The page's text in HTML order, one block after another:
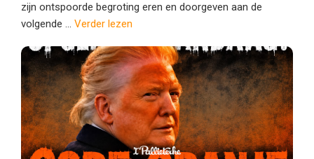
zijn ontspoorde begroting eren en doorgeven aan de
volgende ... Verder lezen